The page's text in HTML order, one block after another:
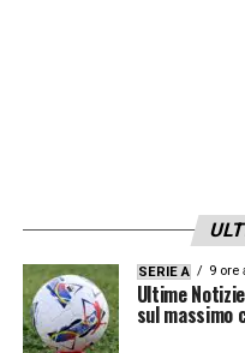
SERIE A 9 ore
Ultime
sul massimo